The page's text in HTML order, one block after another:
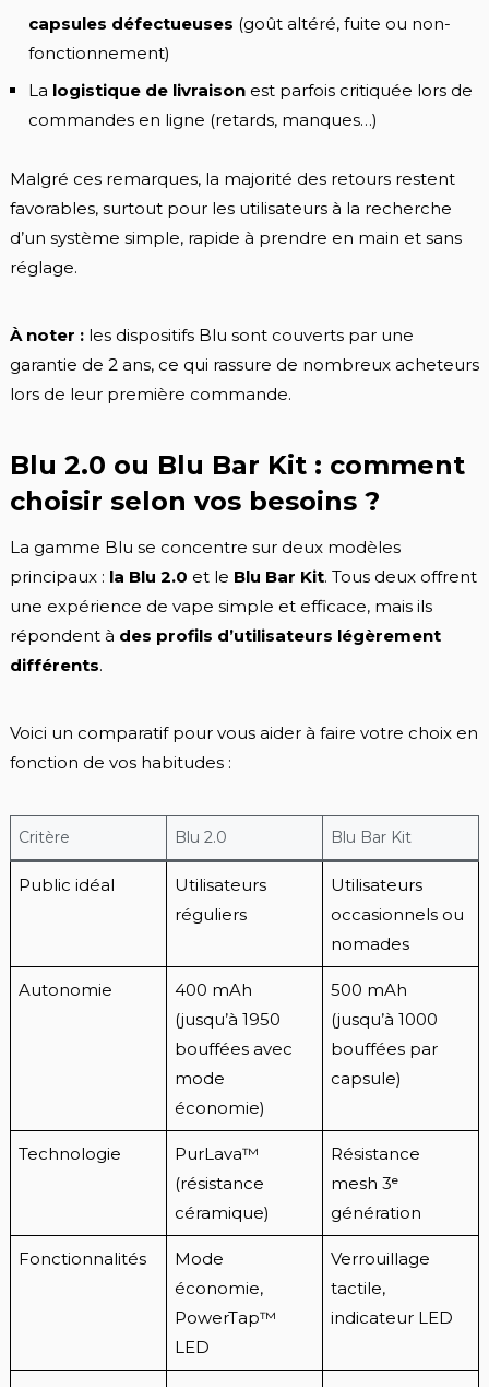
capsules défectueuses (goût altéré, fuite ou non-
fonctionnement)
La logistique de livraisonest parfois critiquée lors de
commandes en ligne (retards, manques…)
Malgré ces remarques, la majorité des retours restent
favorables, surtout pour les utilisateurs à la recherche
d’un système simple, rapide à prendre en main et sans
réglage.
À noter :les dispositifs Blu sont couverts par une
garantie de 2 ans, ce qui rassure de nombreux acheteurs
lors de leur première commande.
Blu 2.0 ou Blu Bar Kit : comment
choisir selon vos besoins ?
La gamme Blu se concentre sur deux modèles
principaux : la Blu 2.0 et le Blu Bar Kit. Tous deux offrent
une expérience de vape simple et efficace, mais ils
répondent à des profils d’utilisateurs légèrement
différents.
Voici un comparatif pour vous aider à faire votre choix en
fonction de vos habitudes :
Critère Blu 2.0 Blu Bar Kit
Public idéal
Utilisateurs
réguliers
Utilisateurs
occasionnels ou
nomades
Autonomie
400 mAh
(jusqu’à 1950
bouffées avec
mode
économie)
500 mAh
(jusqu’à 1000
bouffées par
capsule)
Technologie
PurLava™
(résistance
céramique)
Résistance
mesh 3ᵉ
génération
Fonctionnalités
Mode
économie,
PowerTap™
LED
Verrouillage
tactile,
indicateur LED